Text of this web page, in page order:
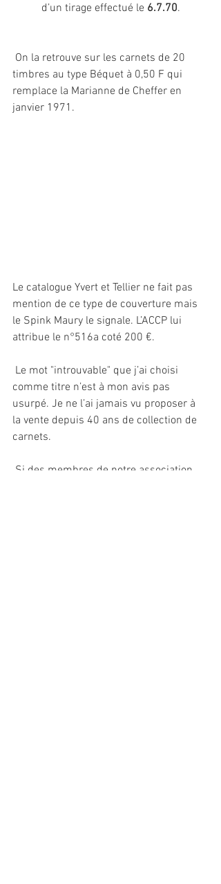
d’un tirage effectué le 6.7.70.
timbres au type Béquet à 0,50 F qui
remplace la Marianne de Cheffer en
janvier 1971.
Le catalogue Yvert et Tellier ne fait pas
mention de ce type de couverture mais
le Spink Maury le signale. L’ACCP lui
attribue le n°516a coté 200 €.
comme titre n’est à mon avis pas
usurpé. Je ne l’ai jamais vu proposer à
la vente depuis 40 ans de collection de
carnets.